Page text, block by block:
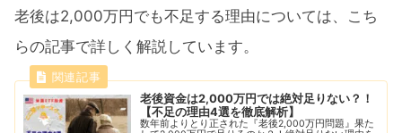
老後は2,000万円でも不足する理由については、こち
らの記事で詳しく解説しています。
老後資金は2,000万円では絶対足りない？！
【不足の理由4選を徹底解析】
数年前よりとり正された『老後2,000万円問題』果た